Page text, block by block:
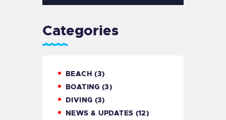
Categories
BEACH (3)
BOATING (3)
DIVING (3)
NEWS & UPDATES (12)